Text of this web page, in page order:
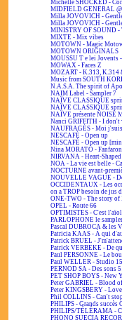
Michelle SHOCKED -
MIDFIELD GENERAL
Milla JOVOVICH -
Milla JOVOVICH -
MINISTRY OF SOUND -
MIXTE - Mix vibes
MOTOWN - Magic
MOTOWN ORIGINALS
MOUSSU T e lei Jovents
MOWAX - Faces Z
MOZART - K.313, K.314
Music from SOUTH
N.A.S.A. The spirit of
NAIM Label - Sampler 7
NAÏVE CLASSIQUE
NAÏVE CLASSIQUE
NAÏVE présente NOISE
Nanci GRIFFITH - I don't
NAUFRAGÉS - Moi
NESCAFÉ - Open up
NESCAFÉ - Open up
Nina MORATO - Fanfaron
NIRVANA - Heart-
NOA - La vie est belle -
NOCTURNE avant-
NOUVELLE VAGUE -
OCCIDENTAUX - Les
on a TROP besoin de jus
ONE-TWO - The story of
OPEL - Route 66
OPTIMISTES - C'est
PARLOPHONE le
Pascal DUBROCA & les
Patricia KAAS - À qui
Patrick BRUEL -
Patrick VERBEKE - De
Paul PERSONNE - Le
Paul WELLER - Studio
PERNOD SA - Des sons
PET SHOP BOYS - New
Peter GABRIEL - Blood
Peter KINGSBERY -
Phil COLLINS - Can't
PHILIPS - Grands succès
PHILIPS/TÉLÉRAMA -
PHONO SUECIA